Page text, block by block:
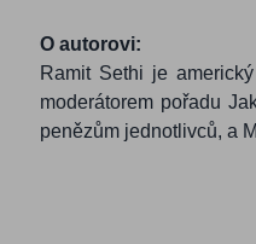
O autorovi:
Ramit Sethi je
moderátorem pořadu
penězům jednotlivců, a